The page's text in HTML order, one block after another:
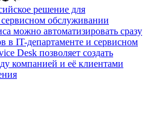
решение для
обслуживании
можно автоматизировать сразу
в IT-департаменте и сервисном
Desk позволяет создать
компанией и её клиентами